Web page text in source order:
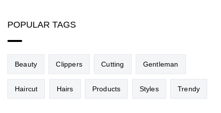
POPULAR TAGS
Beauty Clippers Cutting Gentleman
Haircut Hairs Products Styles Trendy